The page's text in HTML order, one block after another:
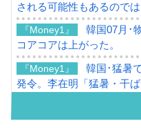
される可能性もあるので
『Money1』
韓国07月･
コアコアは上がった。
『Money1』
韓国･猛暑
発令。李在明「猛暑・干
07月販売台数は去年のほ